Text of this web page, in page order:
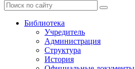
Библиотека
Учредитель
Администрация
Структура
История